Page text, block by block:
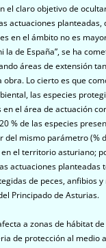
el claro objetivo de
actuaciones planteadas,
en el ámbito no es
la de España”, se ha
áreas de extensión
Lo cierto es que
las especies
el área de actuación
% de las especies
del mismo parámetro (%
el territorio asturiano;
actuaciones planteadas
de peces, anfibios
Principado de Asturias.
a zonas de hábitat
de protección al medio